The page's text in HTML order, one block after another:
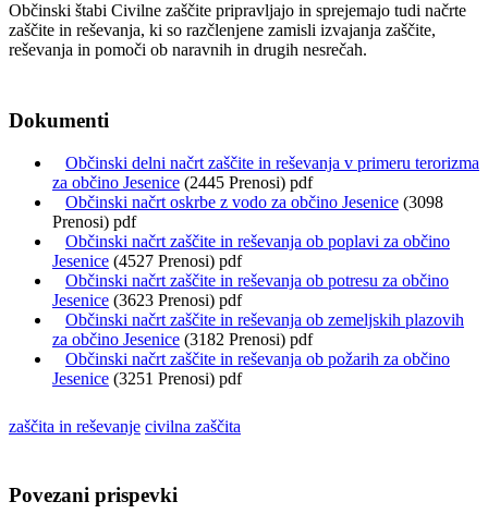
Občinski štabi Civilne zaščite pripravljajo in sprejemajo tudi načrte
zaščite in reševanja, ki so razčlenjene zamisli izvajanja zaščite,
reševanja in pomoči ob naravnih in drugih nesrečah.
Dokumenti
Občinski delni načrt zaščite in reševanja v primeru terorizma
za občino Jesenice (2445 Prenosi) pdf
Občinski načrt oskrbe z vodo za občino Jesenice (3098
Prenosi) pdf
Občinski načrt zaščite in reševanja ob poplavi za občino
Jesenice (4527 Prenosi) pdf
Občinski načrt zaščite in reševanja ob potresu za občino
Jesenice (3623 Prenosi) pdf
Občinski načrt zaščite in reševanja ob zemeljskih plazovih
za občino Jesenice (3182 Prenosi) pdf
Občinski načrt zaščite in reševanja ob požarih za občino
Jesenice (3251 Prenosi) pdf
zaščita in reševanje civilna zaščita
Povezani prispevki